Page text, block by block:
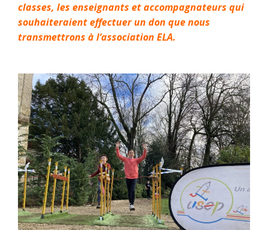
classes, les enseignants et accompagnateurs qui
souhaiteraient effectuer un don que nous
transmettrons à l’association ELA.